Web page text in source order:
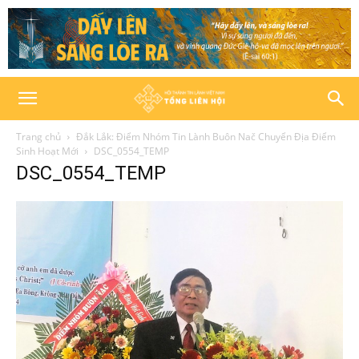
Trang chủ
Đắk Lắk: Điểm Nhóm Tin Lành Buôn Nač Chuyển Địa Điểm
Sinh Hoạt Mới
DSC_0554_TEMP
DSC_0554_TEMP